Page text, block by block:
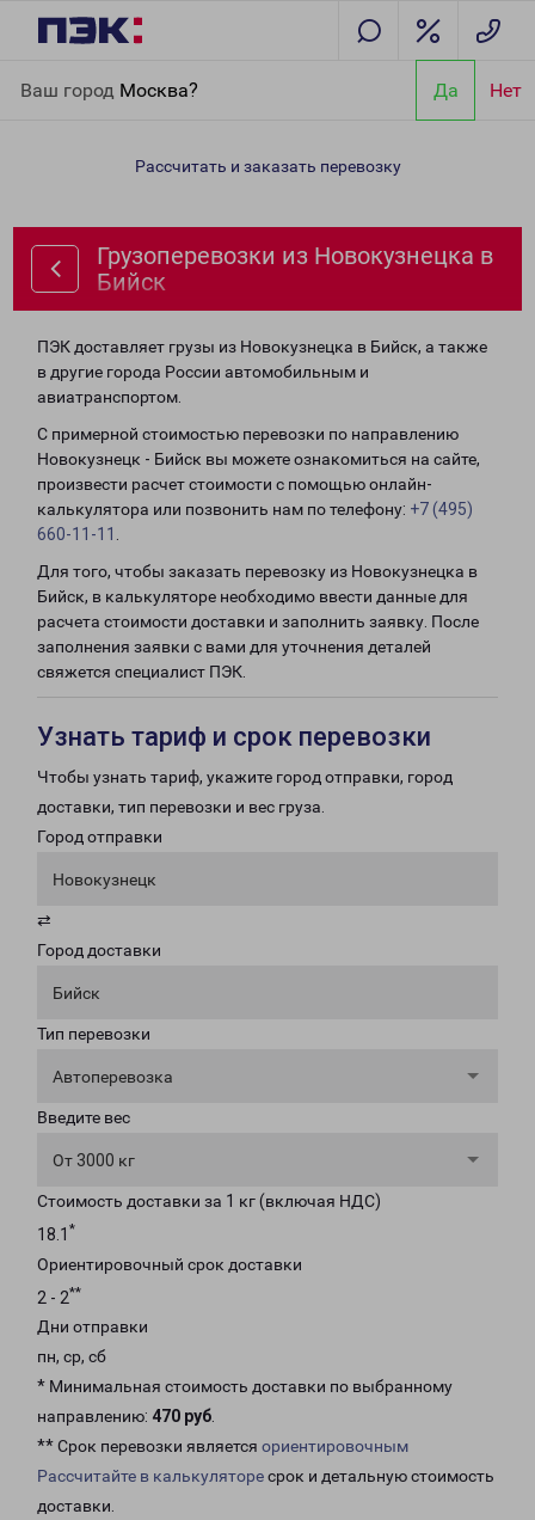
Ваш город Москва? Да Нет
Бийск
Рассчитать и заказать перевозку
Грузоперевозки из Новокузнецка в
Бийск
ПЭК доставляет грузы из Новокузнецка в Бийск, а также
в другие города России автомобильным и
авиатранспортом.
С примерной стоимостью перевозки по направлению
Новокузнецк - Бийск вы можете ознакомиться на сайте,
произвести расчет стоимости с помощью онлайн-
калькулятора или позвонить нам по телефону: +7 (495)
660-11-11
Для того, чтобы заказать перевозку из Новокузнецка в
Бийск, в калькуляторе необходимо ввести данные для
расчета стоимости доставки и заполнить заявку. После
заполнения заявки с вами для уточнения деталей
свяжется специалист ПЭК.
Узнать тариф и срок перевозки
Чтобы узнать тариф, укажите город отправки, город
доставки, тип перевозки и вес груза.
Город отправки
Новокузнецк
⇄
Город доставки
Бийск
Тип перевозки
Автоперевозка
Введите вес
От 3000 кг
Стоимость доставки за 1 кг (включая НДС)
18.1 *
Ориентировочный срок доставки
2 - 2**
Дни отправки
пн, ср, сб
* Минимальная стоимость доставки по выбранному
направлению: 470 руб.
** Срок перевозки является ориентировочным
Рассчитайте в калькуляторесрок и детальную стоимость
доставки.